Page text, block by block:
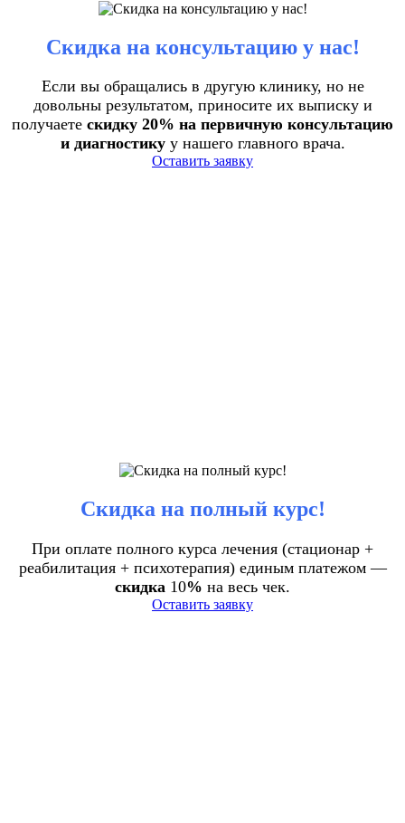
Скидка на консультацию у нас!
Если вы обращались в другую клинику, но не
довольны результатом, приносите их выписку и
получаете скидку 20% на первичную консультацию
и диагностикуу нашего главного врача.
Оставить заявку
Скидка на полный курс!
При оплате полного курса лечения (стационар +
реабилитация + психотерапия) единым платежом —
скидка 10% на весь чек.
Оставить заявку